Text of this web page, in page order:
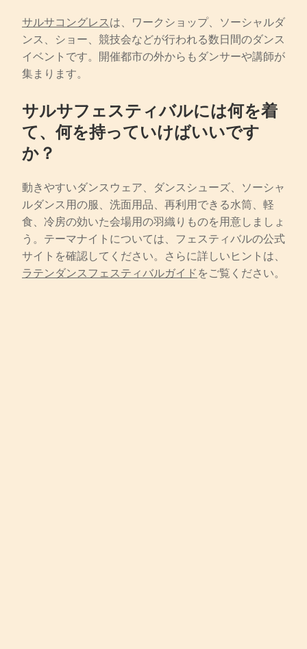
サルサコングレスは、ワークショップ、ソーシャルダ
ンス、ショー、競技会などが行われる数日間のダンス
イベントです。開催都市の外からもダンサーや講師が
集まります。
サルサフェスティバルには何を着
て、何を持っていけばいいです
か？
動きやすいダンスウェア、ダンスシューズ、ソーシャ
ルダンス用の服、洗面用品、再利用できる水筒、軽
食、冷房の効いた会場用の羽織りものを用意しましょ
う。テーマナイトについては、フェスティバルの公式
サイトを確認してください。さらに詳しいヒントは、
ラテンダンスフェスティバルガイドをご覧ください。